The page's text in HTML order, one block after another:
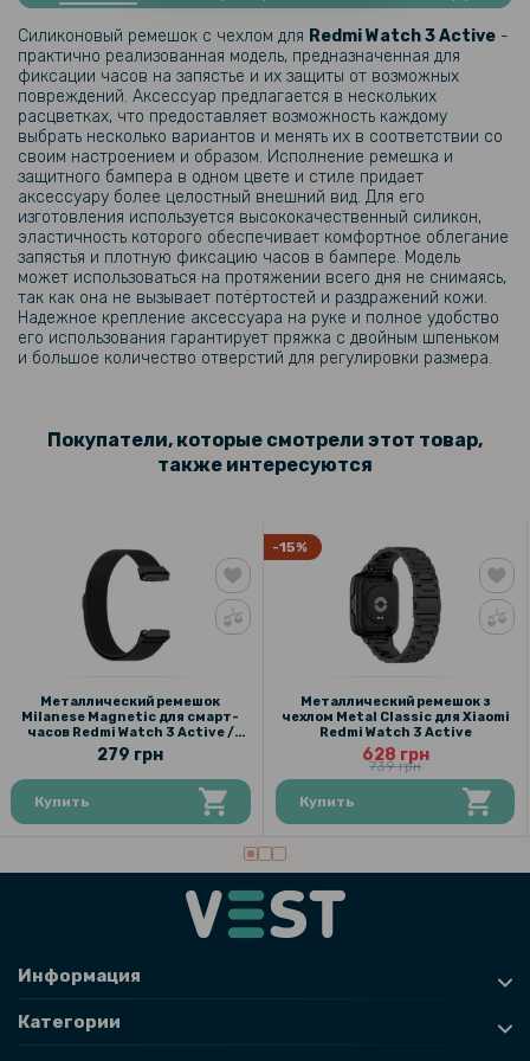
Чехол с защитным стеклом Protective Cover with Glass для Xiaomi
Redmi Watch 3 Active
151 грн
189 грн
Ремешок Silicone для смарт-часов Xiaomi Redmi Watch 3 Active
223 грн
279 грн
Металлический ремешок Milanese Magnetic для смарт-часов
Redmi Watch 3 Active / Watch 3 Lite
Силиконовый ремешок с чехлом для Redmi Watch 3 Active
139 грн
Ремешок Silicone для смарт-часов Xiaomi Mi Band 8 Active
Противоударная гидрогелевая пленка Hydrogel Film для Xiaomi
Redmi 13 4g / 5g, Transparent
159 грн
Противоударная гидрогелевая пленка Hydrogel Film для Xiaomi
Redmi Note 14 5g, Transparent
Силиконовый ремешок с чехлом для Redmi Watch 3 Active -
практично реализованная модель, предназначенная для
фиксации часов на запястье и их защиты от возможных
повреждений. Аксессуар предлагается в нескольких
расцветках, что предоставляет возможность каждому
выбрать несколько вариантов и менять их в соответствии со
своим настроением и образом. Исполнение ремешка и
защитного бампера в одном цвете и стиле придает
аксессуару более целостный внешний вид. Для его
изготовления используется высококачественный силикон,
эластичность которого обеспечивает комфортное облегание
запястья и плотную фиксацию часов в бампере. Модель
может использоваться на протяжении всего дня не снимаясь,
так как она не вызывает потёртостей и раздражений кожи.
Надежное крепление аксессуара на руке и полное удобство
его использования гарантирует пряжка с двойным шпеньком
и большое количество отверстий для регулировки размера.
Покупатели, которые смотрели этот товар,
также интересуются
Металлический ремешок
Milanese Magnetic для смарт-
часов Redmi Watch 3 Active /
Watch 3 Lite
279 грн
Купить
-15%
Металлический ремешок з
чехлом Metal Classic для Xiaomi
Redmi Watch 3 Active
628 грн
739 грн
Купить
Информация
Категории